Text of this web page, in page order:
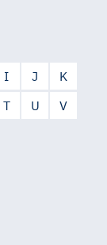
I J
K
T U
V